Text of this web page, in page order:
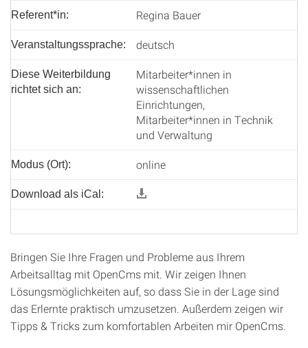
Referent*in: Regina Bauer
Veranstaltungssprache: deutsch
Diese Weiterbildung
richtet sich an:
Mitarbeiter*innen in
wissenschaftlichen
Einrichtungen,
Mitarbeiter*innen in Technik
und Verwaltung
Modus (Ort): online
Download als iCal:
Bringen Sie Ihre Fragen und Probleme aus Ihrem
Arbeitsalltag mit OpenCms mit. Wir zeigen Ihnen
Lösungsmöglichkeiten auf, so dass Sie in der Lage sind
das Erlernte praktisch umzusetzen. Außerdem zeigen wir
Tipps & Tricks zum komfortablen Arbeiten mir OpenCms.